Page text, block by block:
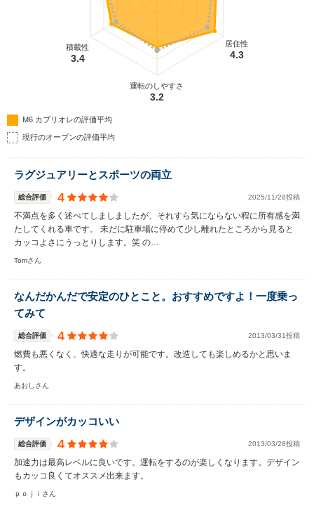
居住性
4.3
運転のしやすさ
3.2
積載性
3.4
M6 カブリオレの評価平均
現行のオープンの評価平均
ラグジュアリーとスポーツの両立
総合評価 4 2025/11/28投稿
不満点を多く述べてしましましたが、それすら気にならない程に所有感を満
たしてくれる車です。 未だに駐車場に停めて少し離れたところから見ると
カッコよさにうっとりします。笑 の…
Tomさん
なんだかんだで安定のひとこと。おすすめですよ！一度乗っ
てみて
総合評価 4 2013/03/31投稿
燃費も悪くなく、快適な走りが可能です。改造しても楽しめるかと思いま
す。
あおしさん
デザインがカッコいい
総合評価 4 2013/03/28投稿
加速力は最高レベルに良いです。運転をするのが楽しくなります。デザイン
もカッコ良くてオススメ出来ます。
ｐｏｊｉさん